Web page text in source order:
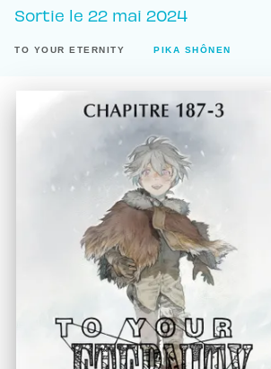
Sortie le 22 mai 2024
TO YOUR ETERNITY PIKA SHÔNEN